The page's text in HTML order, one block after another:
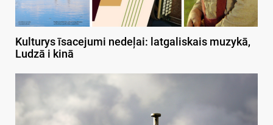
Kulturys īsacejumi nedeļai: latgaliskais muzykā,
Ludzā i kinā